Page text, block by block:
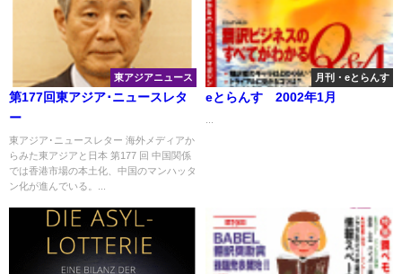
東アジアニュース
第177回東アジア･ニュースレタ
ー
東アジア･ニュースレター 海外メディアか
らみた東アジアと日本 第177 回 中国関係
では香港市場の本土化、中国のマンハッタ
ン化が進んでいる。...
月刊・eとらんす
eとらんす 2002年1月